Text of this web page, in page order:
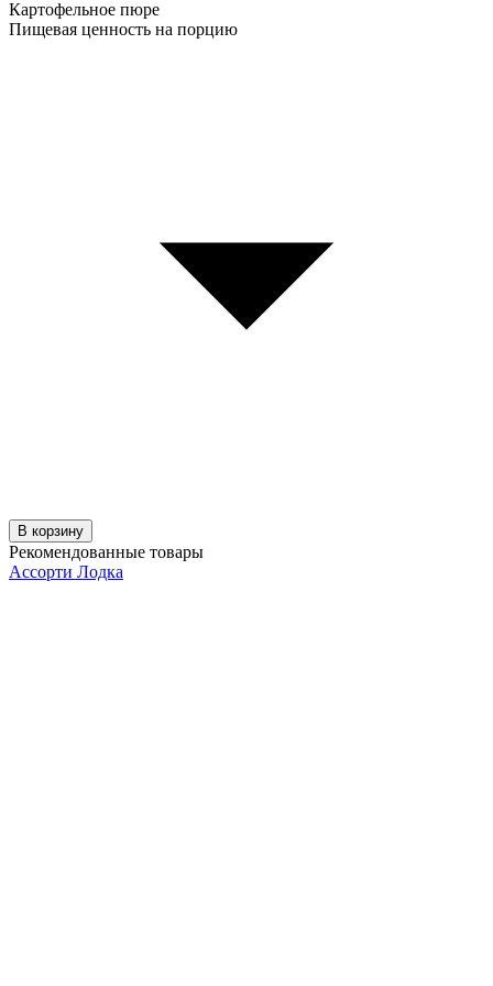
Картофельное пюре
Пищевая ценность на порцию
В корзину
Рекомендованные товары
Ассорти Лодка